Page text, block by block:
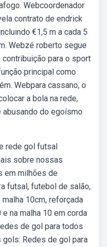
Webcoordenador
contrato de endrick
€1,5 m a cada 5
Webzé roberto segue
contribuição para o sport
principal como
Webpara cassano, o
a bola na rede,
do egoísmo
rede gol futsal
sobre nossas
em milhões de
futsal, futebol de salão,
10cm, reforçada
na malha 10 em corda
de gol para todos
Redes de gol para